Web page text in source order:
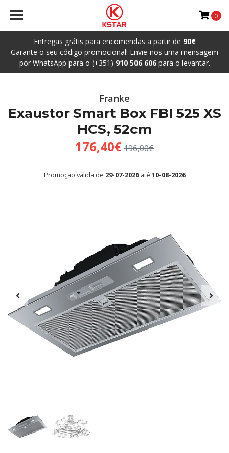
Entregas grátis para encomendas a partir de 90€
Garante o seu código promocional! Envie-nos uma mensagem
por WhatsApp para o (+351) 910 506 606para o levantar.
0
Franke
Exaustor Smart Box FBI 525 XS
HCS, 52cm
176,40€196,00€
Promoção válida de 29-07-2026até 10-08-2026